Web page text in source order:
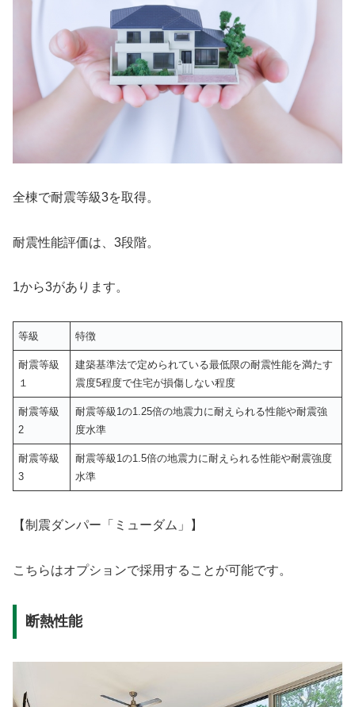
全棟で耐震等級3を取得。
耐震性能評価は、3段階。
1から3があります。
等級 特徴
耐震等級
１
建築基準法で定められている最低限の耐震性能を満たす
震度5程度で住宅が損傷しない程度
耐震等級
2
耐震等級1の1.25倍の地震力に耐えられる性能や耐震強
度水準
耐震等級
3
耐震等級1の1.5倍の地震力に耐えられる性能や耐震強度
水準
【制震ダンパー「ミューダム」】
こちらはオプションで採用することが可能です。
断熱性能